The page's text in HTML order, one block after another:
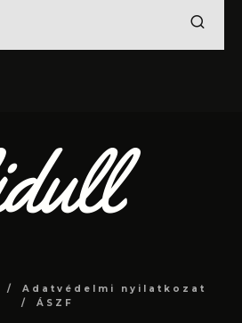
Adatvédelmi nyilatkozat
ÁSZF